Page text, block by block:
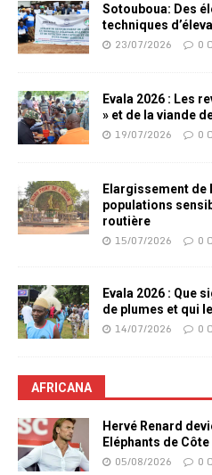
Sotouboua: Des
techniques
23/07/2026 0
Evala 2026 : Les
» et de la viande
19/07/2026 0
Elargissement de
populations
routière
15/07/2026 0
Evala 2026 : Que
de plumes et qui
14/07/2026 0
AFRICANA
Hervé Renard
Eléphants de Côte
05/08/2026 0